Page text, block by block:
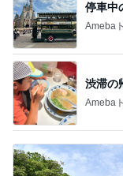
停車中
Ameba
渋滞の
Ameba